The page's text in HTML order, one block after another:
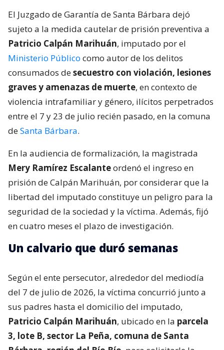
El Juzgado de Garantía de Santa Bárbara dejó
sujeto a la medida cautelar de prisión preventiva a
Patricio Calpán Marihuán, imputado por el
Ministerio Público como autor de los delitos
consumados desecuestro con violación, lesiones
graves y amenazas de muerte, en contexto de
violencia intrafamiliar y género, ilícitos perpetrados
entre el 7 y 23 de julio recién pasado, en la comuna
deSanta Bárbara.
En la audiencia de formalización, la magistrada
Mery Ramírez Escalanteordenó el ingreso en
prisión de Calpán Marihuán, por considerar que la
libertad del imputado constituye un peligro para la
seguridad de la sociedad y la víctima. Además, fijó
en cuatro meses el plazo de investigación.
Un calvario que duró semanas
Según el ente persecutor, alrededor del mediodía
del 7 de julio de 2026, la víctima concurrió junto a
sus padres hasta el domicilio del imputado,
Patricio Calpán Marihuán, ubicado en la parcela
3, lote B, sector La Peña, comuna de Santa